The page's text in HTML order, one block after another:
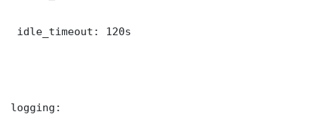
idle_timeout: 120s
logging: